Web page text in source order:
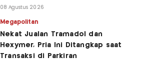
08 Agustus 2026
Megapolitan
Nekat Jualan Tramadol dan
Hexymer, Pria Ini Ditangkap saat
Transaksi di Parkiran